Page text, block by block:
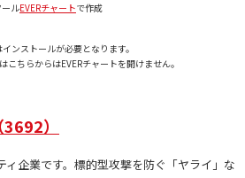
ールEVERチャートで作成
ンストールが必要となります。
ちらからはEVERチャートを開けません。
）
企業です。標的型攻撃を防ぐ「ヤライ」な